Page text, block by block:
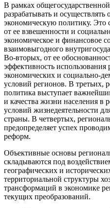
В рамках
разрабатывать и
экономическую политику. Это
от ее взвешенности и
экономическое и финансовое
взаимовыгодного
Во-вторых, от ее
эффективность
экономических и социально-
условий регионов. В третьих,
политика выступает
и качества жизни населения в
условий жизнедеятельности
страны. В четвертых,
предопределяет успех
реформ.
Объективные основы
складываются под
географических и
территориальной структуры
трансформаций в экономике
текущих преобразований.